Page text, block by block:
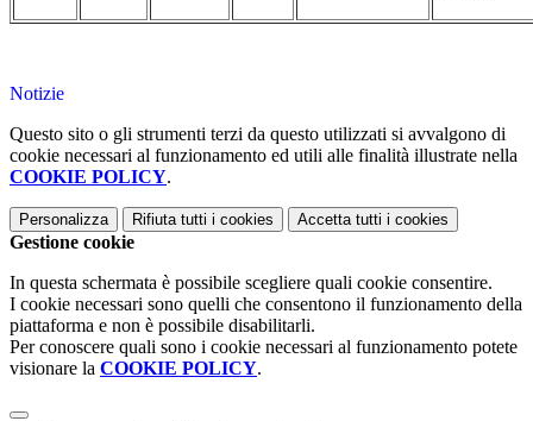
Notizie
Questo sito o gli strumenti terzi da questo utilizzati si avvalgono di
cookie necessari al funzionamento ed utili alle finalità illustrate nella
COOKIE POLICY.
Personalizza Rifiuta tutti i cookies Accetta tutti i cookies
Gestione cookie
In questa schermata è possibile scegliere quali cookie consentire.
I cookie necessari sono quelli che consentono il funzionamento della
piattaforma e non è possibile disabilitarli.
Per conoscere quali sono i cookie necessari al funzionamento potete
visionare la COOKIE POLICY.